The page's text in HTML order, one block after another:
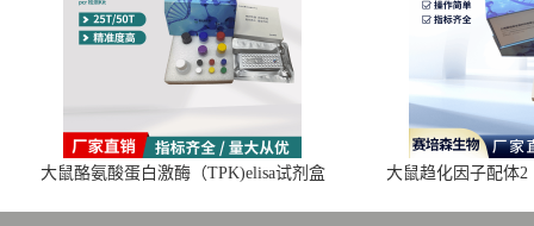
大鼠酪氨酸蛋白激酶（TPK)elisa试剂盒 大鼠趋化因子配体2